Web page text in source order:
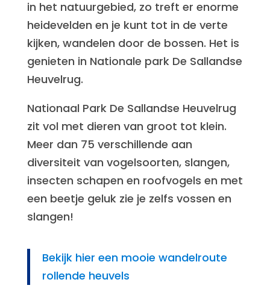
in het natuurgebied, zo treft er enorme
heidevelden en je kunt tot in de verte
kijken, wandelen door de bossen. Het is
genieten in Nationale park De Sallandse
Heuvelrug.
Nationaal Park De Sallandse Heuvelrug
zit vol met dieren van groot tot klein.
Meer dan 75 verschillende aan
diversiteit van vogelsoorten, slangen,
insecten schapen en roofvogels en met
een beetje geluk zie je zelfs vossen en
slangen!
Bekijk hier een mooie wandelroute
rollende heuvels